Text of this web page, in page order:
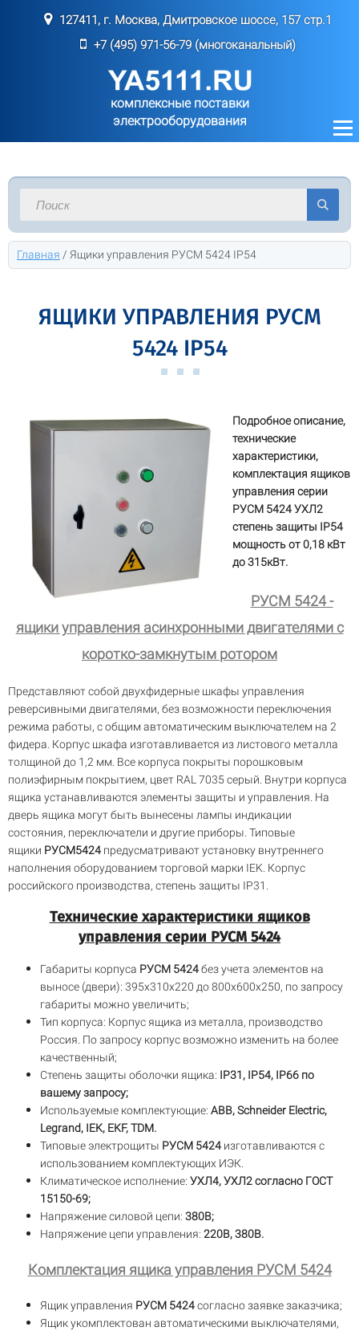
127411, г. Москва, Дмитровское шоссе, 157 стр.1
+7 (495) 971-56-79 (многоканальный)
комплексные поставки
электрооборудования
Главная / Ящики управления РУСМ 5424 IP54
ЯЩИКИ УПРАВЛЕНИЯ РУСМ
5424 IP54
Подробное описание,
технические
характеристики,
комплектация ящиков
управления серии
РУСМ 5424 УХЛ2
степень защиты IP54
мощность от 0,18 кВт
до 315кВт.
РУСМ 5424 -
ящики управления асинхронными двигателями с
коротко-замкнутым ротором
Представляют собой двухфидерные шкафы управления
реверсивными двигателями, без возможности переключения
режима работы, с общим автоматическим выключателем на 2
фидера. Корпус шкафа изготавливается из листового металла
толщиной до 1,2 мм. Все корпуса покрыты порошковым
полиэфирным покрытием, цвет RAL 7035 серый. Внутри корпуса
ящика устанавливаются элементы защиты и управления. На
дверь ящика могут быть вынесены лампы индикации
состояния, переключатели и другие приборы. Типовые
ящики РУСМ5424 предусматривают установку внутреннего
наполнения оборудованием торговой марки IEK. Корпус
российского производства, степень защиты IP31.
Технические характеристики ящиков
управления серии РУСМ 5424
Габариты корпуса РУСМ 5424без учета элементов на
выносе (двери): 395х310х220 до 800х600х250, по запросу
габариты можно увеличить;
Тип корпуса: Корпус ящика из металла, производство
Россия. По запросу корпус возможно изменить на более
качественный;
Степень защиты оболочки ящика: IP31, IP54, IP66 по
вашему запросу;
Используемые комплектующие: ABB, Schneider Electric,
Legrand, IEK, EKF, TDM.
Типовые электрощиты РУСМ 5424 изготавливаются с
использованием комплектующих ИЭК.
Климатическое исполнение: УХЛ4, УХЛ2 согласно ГОСТ
15150-69;
Напряжение силовой цепи: 380В;
Напряжение цепи управления: 220В, 380В.
Комплектация ящика управления РУСМ 5424
Ящик управления РУСМ 5424согласно заявке заказчика;
Ящик укомплектован автоматическими выключателями,